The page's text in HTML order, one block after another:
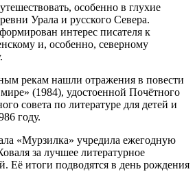
особенно в глухие
Урала и русского Севера.
интерес писателя к
и, особенно, северному
рекам нашли отражения в повести
(1984), удостоенной Почётного
совета по литературе для детей и
году.
«Мурзилка» учредила ежегодную
за лучшее литературное
Её итоги подводятся в день рождения